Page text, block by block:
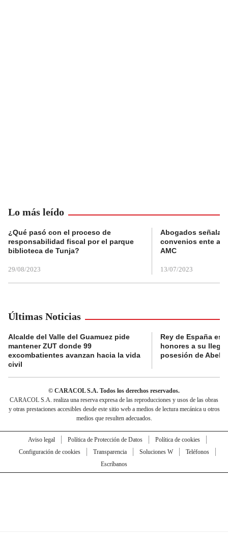
Lo más leído
¿Qué pasó con el proceso de
responsabilidad fiscal por el parque
biblioteca de Tunja?
29/08/2023
Abogados
convenios ente
AMC
13/07/2023
Últimas Noticias
Alcalde del Valle del Guamuez pide
mantener ZUT donde 99
excombatientes avanzan hacia la vida
civil
Rey de España es
honores a su
posesión de
© CARACOL S.A. Todos los derechos reservados.
CARACOL S.A. realiza una reserva expresa de las reproducciones y usos de las obras
y otras prestaciones accesibles desde este sitio web a medios de lectura mecánica u otros
medios que resulten adecuados.
Aviso legal Política de Protección de Datos
Política de cookies
Configuración de cookies
Transparencia Soluciones W
Teléfonos
Escríbanos